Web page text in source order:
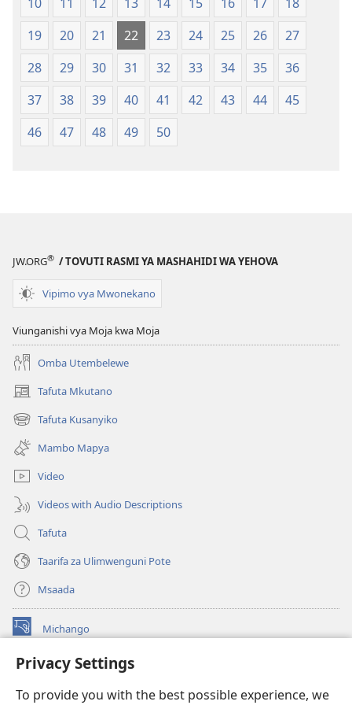
Privacy Settings
To provide you with the best possible experience, we
(Toleo
la
2017)
(Toleo
la
2017)
19
20 21 22 23 24 25 26
27
28
29 30 31 32 33 34 35
36
37
38 39 40 41 42 43 44
45
46
47 48 49 50
JW.ORG® / TOVUTI RASMI YA MASHAHIDI WA YEHOVA
Vipimo vya Mwonekano
Viunganishi vya Moja kwa Moja
Omba Utembelewe
Tafuta Mkutano
(opens
new
window)
Tafuta Kusanyiko
(opens
new
window)
Mambo Mapya
Video
Videos with Audio Descriptions
Tafuta
Taarifa za Ulimwenguni Pote
Msaada
Michango
(opens
window)Watchtower MAKTABA KWENYE MTANDAO™
new